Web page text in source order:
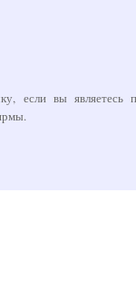
если вы являетесь